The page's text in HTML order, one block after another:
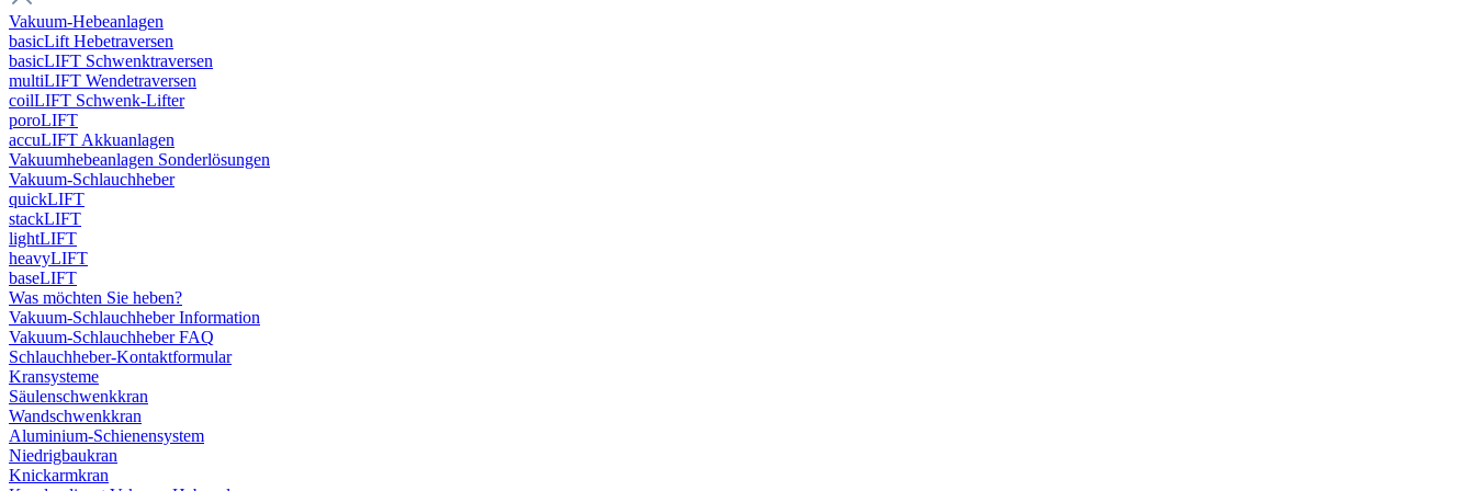
Vakuum-Hebeanlagen
basicLift Hebetraversen
basicLIFT Schwenktraversen
multiLIFT Wendetraversen
coilLIFT Schwenk-Lifter
poroLIFT
accuLIFT Akkuanlagen
Vakuumhebeanlagen Sonderlösungen
Vakuum-Schlauchheber
quickLIFT
stackLIFT
lightLIFT
heavyLIFT
baseLIFT
Was möchten Sie heben?
Vakuum-Schlauchheber Information
Vakuum-Schlauchheber FAQ
Schlauchheber-Kontaktformular
Kransysteme
Säulenschwenkkran
Wandschwenkkran
Aluminium-Schienensystem
Niedrigbaukran
Knickarmkran